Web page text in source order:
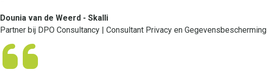
Dounia van de Weerd - Skalli
Partner bij DPO Consultancy | Consultant Privacy en Gegevensbescherming